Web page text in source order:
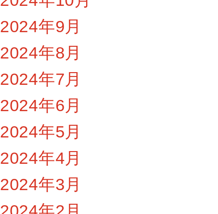
2024年9月
2024年8月
2024年7月
2024年6月
2024年5月
2024年4月
2024年3月